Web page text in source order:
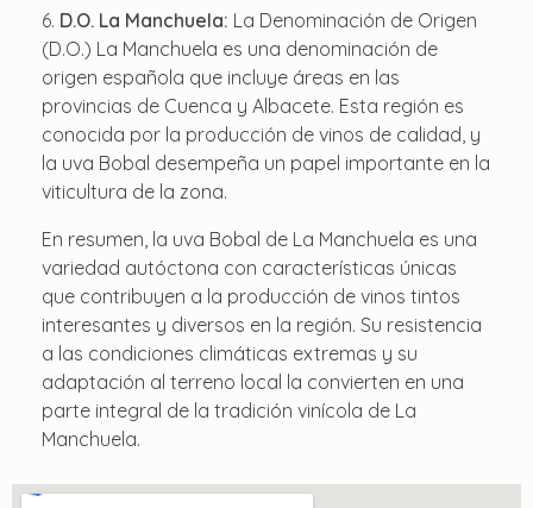
D.O. La Manchuela: La Denominación de Origen
(D.O.) La Manchuela es una denominación de
origen española que incluye áreas en las
provincias de Cuenca y Albacete. Esta región es
conocida por la producción de vinos de calidad, y
la uva Bobal desempeña un papel importante en la
viticultura de la zona.
En resumen, la uva Bobal de La Manchuela es una
variedad autóctona con características únicas
que contribuyen a la producción de vinos tintos
interesantes y diversos en la región. Su resistencia
a las condiciones climáticas extremas y su
adaptación al terreno local la convierten en una
parte integral de la tradición vinícola de La
Manchuela.